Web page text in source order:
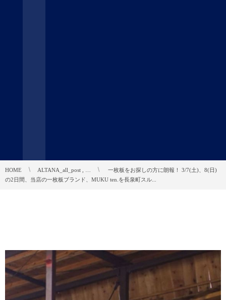
HOME ALTANA_all_post , …
︎ 一枚板をお探しの方に朗報！ 3/7(土)、8(日)
の2日間、当店の一枚板ブランド、MUKU ten.を長泉町スル...